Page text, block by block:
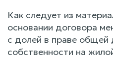
Как следует из
основании договора
с долей в праве общей
собственности на